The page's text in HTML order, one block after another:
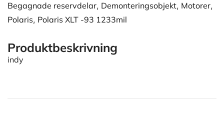
Begagnade reservdelar, Demonteringsobjekt, Motorer,
Polaris, Polaris XLT -93 1233mil
Produktbeskrivning
indy